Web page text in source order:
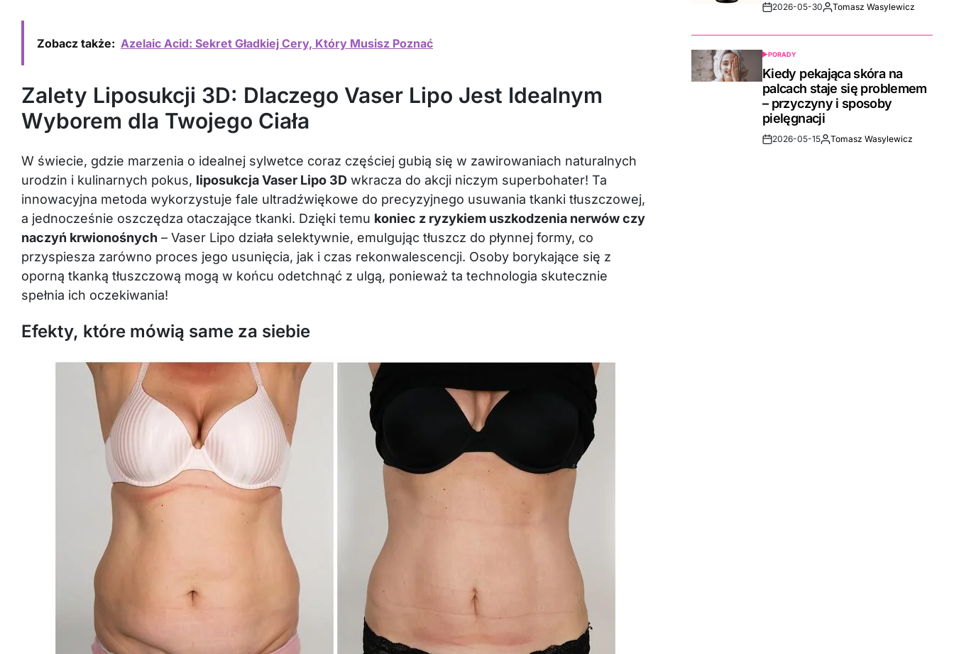
Zobacz także: Azelaic Acid: Sekret Gładkiej Cery, Który Musisz Poznać
Zalety Liposukcji 3D: Dlaczego Vaser Lipo Jest Idealnym
Wyborem dla Twojego Ciała
W świecie, gdzie marzenia o idealnej sylwetce coraz częściej gubią się w zawirowaniach naturalnych
urodzin i kulinarnych pokus, liposukcja Vaser Lipo 3D wkracza do akcji niczym superbohater! Ta
innowacyjna metoda wykorzystuje fale ultradźwiękowe do precyzyjnego usuwania tkanki tłuszczowej,
a jednocześnie oszczędza otaczające tkanki. Dzięki temu koniec z ryzykiem uszkodzenia nerwów czy
naczyń krwionośnych – Vaser Lipo działa selektywnie, emulgując tłuszcz do płynnej formy, co
przyspiesza zarówno proces jego usunięcia, jak i czas rekonwalescencji. Osoby borykające się z
oporną tkanką tłuszczową mogą w końcu odetchnąć z ulgą, ponieważ ta technologia skutecznie
spełnia ich oczekiwania!
Efekty, które mówią same za siebie
Post2026-05-30By:Tomasz Wasylewicz
POSTED
IN
PORADY
Kiedy pekająca skóra na
palcach staje się problemem
– przyczyny i sposoby
pielęgnacji
Post2026-05-15By:Tomasz Wasylewicz